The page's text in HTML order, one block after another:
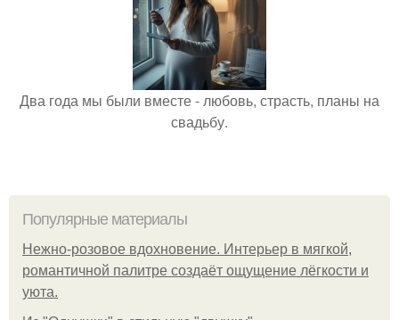
Два года мы были вместе - любовь, страсть, планы на
свадьбу.
Популярные материалы
Нежно-розовое вдохновение. Интерьер в мягкой,
романтичной палитре создаёт ощущение лёгкости и
уюта.